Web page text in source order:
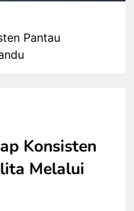
Pantau
Konsisten
Melalui